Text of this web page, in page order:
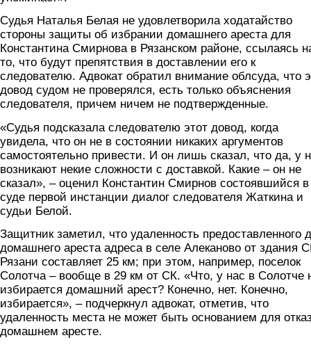
Судья Наталья Белая не удовлетворила ходатайство
стороны защиты об избрании домашнего ареста для
Константина Смирнова в Рязанском районе, ссылаясь
то, что будут препятствия в доставлении его к
следователю. Адвокат обратил внимание облсуда, что
довод судом не проверялся, есть только объяснения
следователя, причем ничем не подтвержденные.
«Судья подсказала следователю этот довод, когда
увидела, что он не в состоянии никаких аргументов
самостоятельно привести. И он лишь сказал, что да, у
возникают некие сложности с доставкой. Какие – он не
сказал», – оценил Константин Смирнов состоявшийся в
суде первой инстанции диалог следователя Жаткина и
судьи Белой.
Защитник заметил, что удаленность предоставленного
домашнего ареста адреса в селе Алеканово от здания
Рязани составляет 25 км; при этом, например, поселок
Солотча – вообще в 29 км от СК. «Что, у нас в Солотче
избирается домашний арест? Конечно, нет. Конечно,
избирается», – подчеркнул адвокат, отметив, что
удаленность места не может быть основанием для
домашнем аресте.